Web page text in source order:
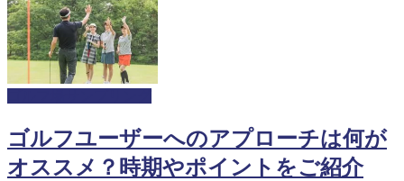
ゴルフユーザーへのアプローチは何が
オススメ？時期やポイントをご紹介